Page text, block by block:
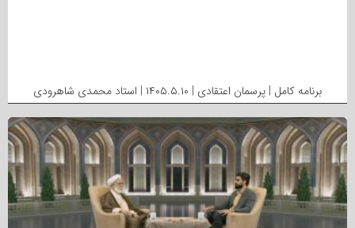
برنامه کامل | پرسمان اعتقادی | ۱۴۰۵.۵.۱۰ | استاد محمدی شاهرودی